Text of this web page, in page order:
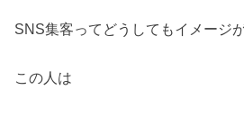
SNS集客ってどうしてもイメージ
この人は